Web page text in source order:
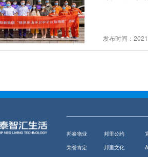
发布时间：
邦泰物业
荣誉肯定
邦里公约
邦里文化